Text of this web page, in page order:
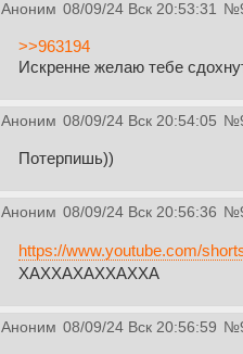
Аноним 08/09/24 Вск 20:53:31 №
>>963194
Искренне желаю тебе
Аноним 08/09/24 Вск 20:54:05 №
Потерпишь))
Аноним 08/09/24 Вск 20:56:36 №
https://www.youtube.com/
ХАХХАХАХХАХХА
Аноним 08/09/24 Вск 20:56:59 №